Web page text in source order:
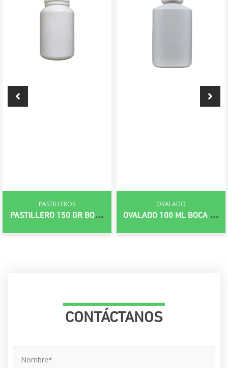
PASTILLEROS
PASTILLERO 150 GR BOCA
OVALADO
OVALADO 100 ML BOCA 20
CONTÁCTANOS